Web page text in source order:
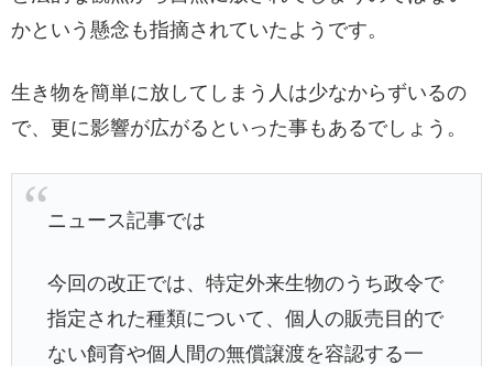
かという懸念も指摘されていたようです。
生き物を簡単に放してしまう人は少なからずいるの
で、更に影響が広がるといった事もあるでしょう。
ニュース記事では
今回の改正では、特定外来生物のうち政令で
指定された種類について、個人の販売目的で
ない飼育や個人間の無償譲渡を容認する一